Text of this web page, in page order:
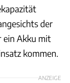
der
ein Akku mit
kommen.
ANZEIGE